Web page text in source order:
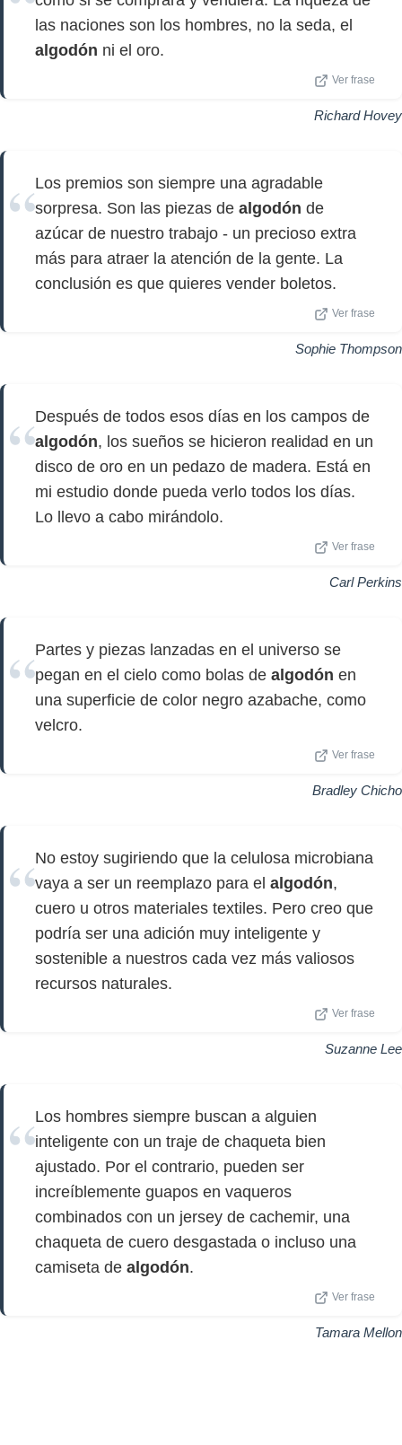
las naciones son los hombres, no la seda, el
algodón ni el oro.
Ver frase
Richard Hovey
Los premios son siempre una agradable
sorpresa. Son las piezas de algodón de
azúcar de nuestro trabajo - un precioso extra
más para atraer la atención de la gente. La
conclusión es que quieres vender boletos.
Ver frase
Sophie Thompson
Después de todos esos días en los campos de
algodón, los sueños se hicieron realidad en un
disco de oro en un pedazo de madera. Está en
mi estudio donde pueda verlo todos los días.
Lo llevo a cabo mirándolo.
Ver frase
Carl Perkins
Partes y piezas lanzadas en el universo se
pegan en el cielo como bolas de algodón en
una superficie de color negro azabache, como
velcro.
Ver frase
Bradley Chicho
No estoy sugiriendo que la celulosa microbiana
vaya a ser un reemplazo para el algodón,
cuero u otros materiales textiles. Pero creo que
podría ser una adición muy inteligente y
sostenible a nuestros cada vez más valiosos
recursos naturales.
Ver frase
Suzanne Lee
Los hombres siempre buscan a alguien
inteligente con un traje de chaqueta bien
ajustado. Por el contrario, pueden ser
increíblemente guapos en vaqueros
combinados con un jersey de cachemir, una
chaqueta de cuero desgastada o incluso una
camiseta de algodón.
Ver frase
Tamara Mellon